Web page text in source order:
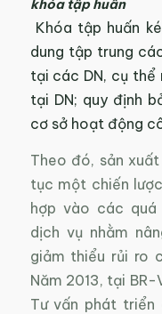
khóa tập huấn
Khóa tập huấn
dung tập trung
tại các DN, cụ thể
tại DN; quy định
cơ sở hoạt động
Theo đó, sản
tục một chiến
hợp vào các quá
dịch vụ nhằm
giảm thiểu rủi ro
Năm 2013, tại
Tư vấn phát triển